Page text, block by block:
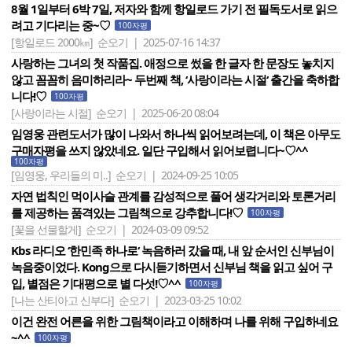
8월 1일부터 6박 7일, 저자와 함께 항일로드 가기 전 필독도서로 읽으
려고 기다리는 중~♡
100자평
[항일로드 2000㎞] 순오기 | 2025-07-16 14:37
사랑하는 그녀의 첫 작품집. 애정으로 썼을 한 글자 한 문장도 놓치지
않고 꼼꼼히 음미하리라~ 두번째 책, ‘사랑이라는 시절‘ 출간을 축하합
니다!♡
100자평
[사랑이라는 시절] 순오기 | 2025-06-20 08:04
임영웅 관련도서가 많이 나와서 하나씩 읽어보려는데, 이 책은 아무도
구매자평을 쓰지 않았네요. 일단 구입해서 읽어보렵니다~♡^^
100자평
[임영웅, 우리들의 미..] 순오기 | 2024-09-25 10:05
자연 법칙인 먹이사슬 관계를 감성적으로 풀어 생각거리와 토론거리
를 제공하는 품격있는 그림책으로 강추합니다!♡
100자평
[꽃을 선물할게] 순오기 | 2024-03-09 09:52
Kbs 라디오 ‘한민족 하나로‘ 녹음하러 갔을 때, 내 앞 순서인 신부님이
녹음중이었다. Kong으로 다시듣기하면서 신부님 책을 읽고 싶어 구
입, 별점은 기대평으로 별 다섯!♡^^
100자평
[나는 산티아고 신부다] 순오기 | 2023-03-25 10:02
이건 완전 어른을 위한 그림책이라고 이해하며 나를 위해 구입하네요
~^^
100자평